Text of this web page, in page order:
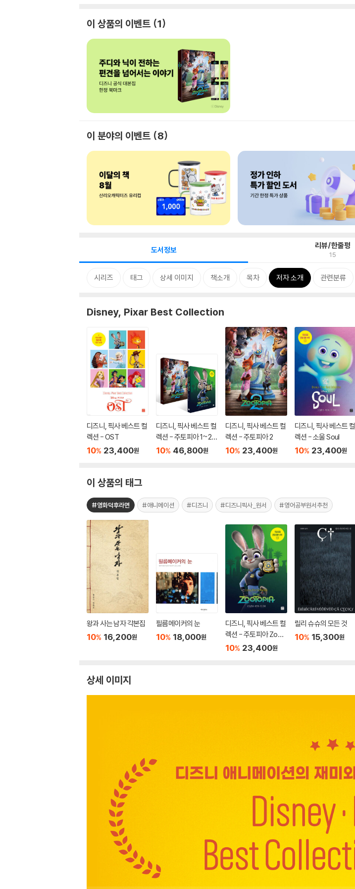
이 상품의 이벤트 1
이 분야의 이벤트 8
도서정보 리뷰/한줄평
15
시리즈 태그 상세 이미지 책소개 목차 저자 소개 관련분류
Disney, Pixar Best Collection
디즈니, 픽사 베스트 컬
렉션 - OST
10% 23,400원
디즈니, 픽사 베스트 컬
렉션 - 주토피아 1~2세
트
10% 46,800원
디즈니, 픽사 베스트 컬
렉션 - 주토피아 2
10% 23,400원
디즈니, 픽사 베스트 컬
렉션 - 소울 Soul
10% 23,400원
이 상품의 태그
#영화덕후라면 #애니메이션 #디즈니 #디즈니픽사_원서 #영어공부원서추천
왕과 사는 남자 각본집
10% 16,200원
필름메이커의 눈
10% 18,000원
디즈니, 픽사 베스트 컬
렉션 - 주토피아 Zoot
opia
10% 23,400원
릴리 슈슈의 모든 것
10% 15,300원
상세 이미지